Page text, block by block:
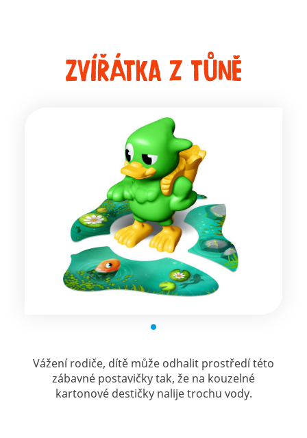
Zvířátka z tůně
Vážení rodiče, dítě může odhalit prostředí této
zábavné postavičky tak, že na kouzelné
kartonové destičky nalije trochu vody.